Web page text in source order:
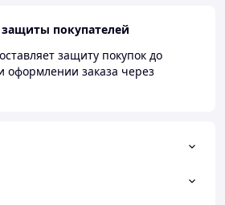
покупателей
защиту покупок до
оформлении заказа через